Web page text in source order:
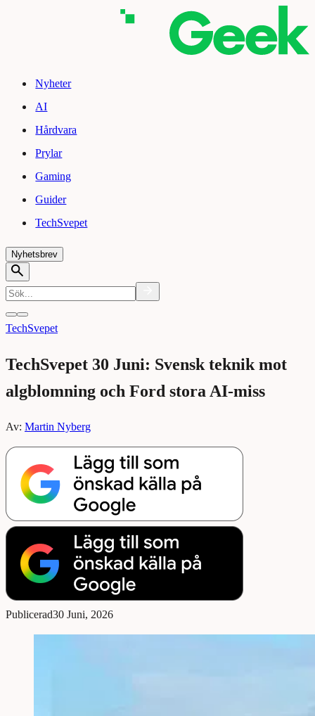
Nyheter
AI
Hårdvara
Prylar
Gaming
Guider
TechSvepet
Nyhetsbrev
TechSvepet
TechSvepet 30 Juni: Svensk teknik mot
algblomning och Ford stora AI-miss
Av: Martin Nyberg
Publicerad30 Juni, 2026